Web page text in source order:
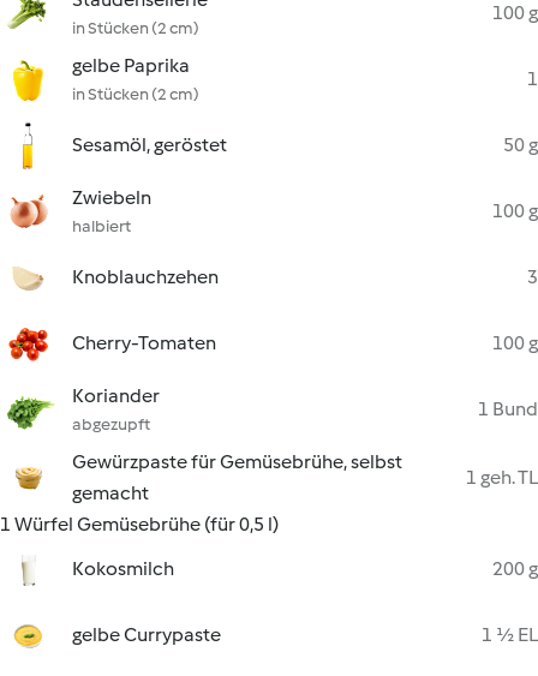
in Stücken (2 cm)
100 g
gelbe Paprika
in Stücken (2 cm)
1
Sesamöl, geröstet 50 g
Zwiebeln
halbiert
100 g
Knoblauchzehen 3
Cherry-Tomaten 100 g
Koriander
abgezupft
1 Bund
Gewürzpaste für Gemüsebrühe, selbst
gemacht
1 geh. TL
1 Würfel Gemüsebrühe (für 0,5 l)
Kokosmilch
200 g
gelbe Currypaste 1 ½ EL